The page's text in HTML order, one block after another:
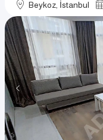
Beykoz, İstanbul